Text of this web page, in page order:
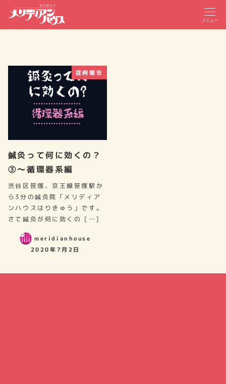
メニュー
症例報告
鍼灸って何に効くの？
③～循環器系編
渋谷区笹塚、京王線笹塚駅か
ら3分の鍼灸院「メリディア
ンハウスはりきゅう」です。
さて鍼灸が何に効くの […]
meridianhouse
2020年7月2日